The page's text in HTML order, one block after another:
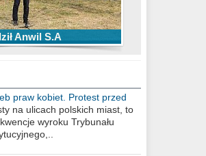
Anwil S.A
Anwilu Włocławek
2020
Włocławek w BCL
praw kobiet. Protest przed
poselskim PiS
na ulicach polskich miast, to
wyroku Trybunału